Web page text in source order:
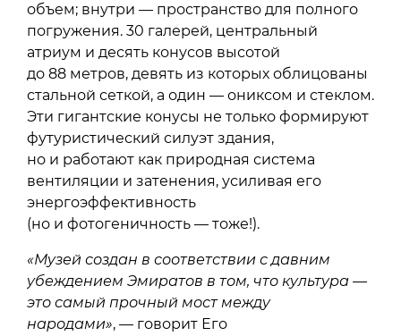
объем; внутри — пространство для полного
погружения. 30 галерей, центральный
атриум и десять конусов высотой
до 88 метров, девять из которых облицованы
стальной сеткой, а один — ониксом и стеклом.
Эти гигантские конусы не только формируют
футуристический силуэт здания,
но и работают как природная система
вентиляции и затенения, усиливая его
энергоэффективность
(но и фотогеничность — тоже!).
«Музей создан в соответствии с давним
убеждением Эмиратов в том, что культура —
это самый прочный мост между
народами», — говорит Его